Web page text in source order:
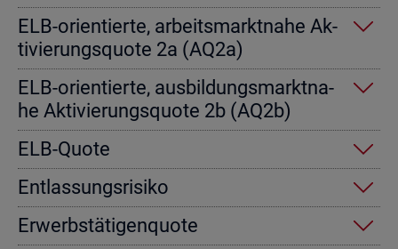
ELB-ori­en­tier­te, ar­beits­markt­na­he Ak­
ti­vie­rungs­quo­te 2a (AQ2a)
ELB-ori­en­tier­te, aus­bil­dungs­markt­na­
he Ak­ti­vie­rungs­quo­te 2b (AQ2b)
ELB-Quote
Ent­las­sungs­ri­si­ko
Er­werbs­tä­ti­gen­quo­te